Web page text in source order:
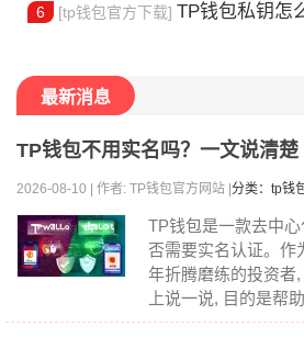
6 [tp钱包官方下载] TP钱包私钥怎么导出
最新消息
TP钱包不用实名吗？一文说清楚
2026-08-10 | 作者: TP钱包官方网站 | 分类：tp钱
TP钱包是一款去中
否需要实名认证。作
年折腾磨练的投资者
上说一说, 目的是帮